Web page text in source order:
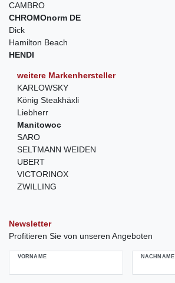
CAMBRO
CHROMOnorm DE
Dick
Hamilton Beach
HENDI
weitere Markenhersteller
KARLOWSKY
König Steakhäxli
Liebherr
Manitowoc
SARO
SELTMANN WEIDEN
UBERT
VICTORINOX
ZWILLING
Newsletter
Profitieren Sie von unseren Angeboten
VORNAME NACHNAME